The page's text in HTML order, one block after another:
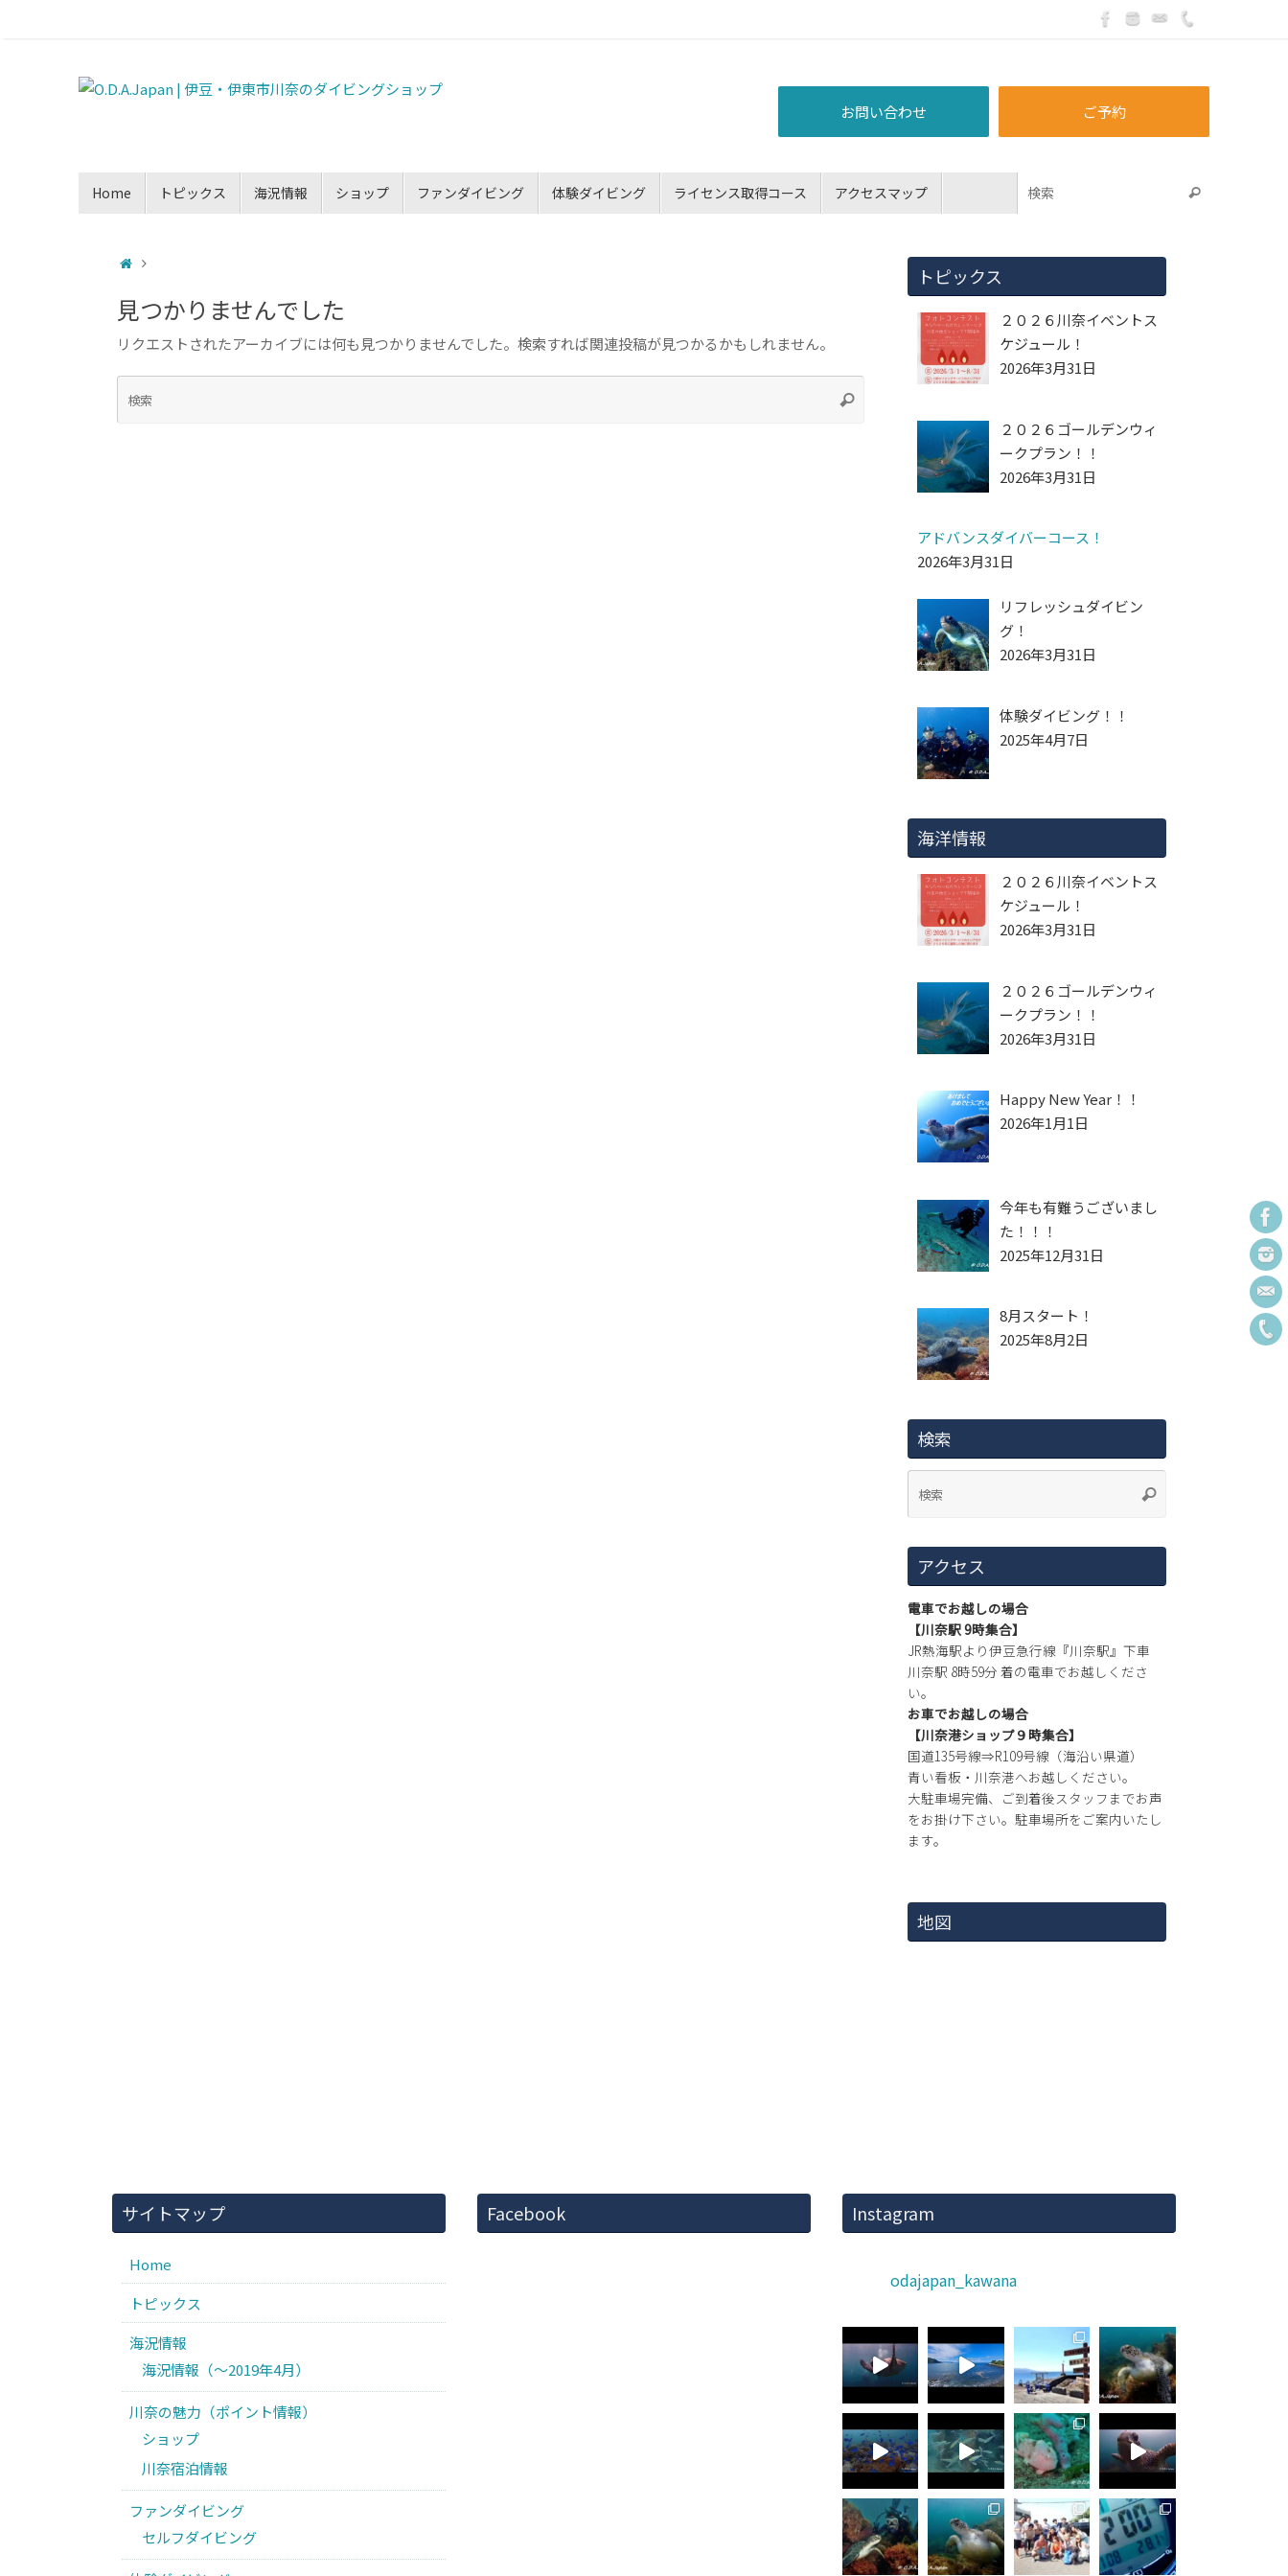
ご予約
お問い合わせ
Home トピックス 海況情報 ショップ ファンダイビング 体験ダイビング ライセンス取得コース アクセスマップ
見つかりませんでした
リクエストされたアーカイブには何も見つかりませんでした。検索すれば関連投稿が見つかるかもしれません。
トピックス
２０２６川奈イベントス
ケジュール！
2026年3月31日
２０２６ゴールデンウィ
ークプラン！！
2026年3月31日
アドバンスダイバーコース！
2026年3月31日
リフレッシュダイビン
グ！
2026年3月31日
体験ダイビング！！
2025年4月7日
海洋情報
２０２６川奈イベントス
ケジュール！
2026年3月31日
２０２６ゴールデンウィ
ークプラン！！
2026年3月31日
Happy New Year！！
2026年1月1日
今年も有難うございまし
た！！！
2025年12月31日
8月スタート！
2025年8月2日
検索
アクセス
電車でお越しの場合
【川奈駅 9時集合】
JR熱海駅より伊豆急行線『川奈駅』下車
川奈駅 8時59分 着の電車でお越しくださ
い。
お車でお越しの場合
【川奈港ショップ９時集合】
国道135号線⇒R109号線（海沿い県道）
青い看板・川奈港へお越しください。
大駐車場完備、ご到着後スタッフまでお声
をお掛け下さい。駐車場所をご案内いたし
ます。
地図
サイトマップ
Home
トピックス
海況情報
海況情報（〜2019年4月）
川奈の魅力（ポイント情報）
ショップ
川奈宿泊情報
ファンダイビング
セルフダイビング
Facebook Instagram
odajapan_kawana